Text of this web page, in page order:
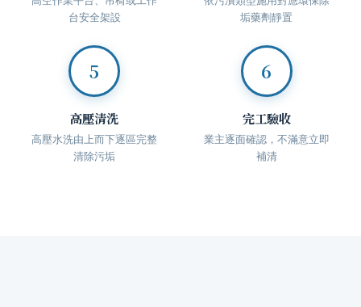
台安全架設
垢藥劑靜置
5
高壓清洗
高壓水洗由上而下逐區完整
清除污垢
6
完工驗收
業主逐面確認，不滿意立即
補清